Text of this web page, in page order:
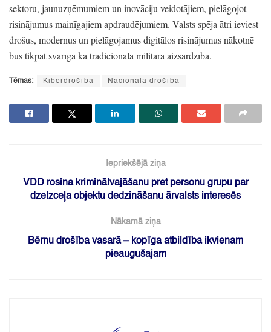
sektoru, jaunuzņēmumiem un inovāciju veidotājiem, pielāgojot
risinājumus mainīgajiem apdraudējumiem. Valsts spēja ātri ieviest
drošus, modernus un pielāgojamus digitālos risinājumus nākotnē
būs tikpat svarīga kā tradicionālā militārā aizsardzība.
Tēmas: Kiberdrošība Nacionālā drošība
Iepriekšējā ziņa
VDD rosina kriminālvajāšanu pret personu grupu par
dzelzceļa objektu dedzināšanu ārvalsts interesēs
Nākamā ziņa
Bērnu drošība vasarā – kopīga atbildība ikvienam
pieaugušajam